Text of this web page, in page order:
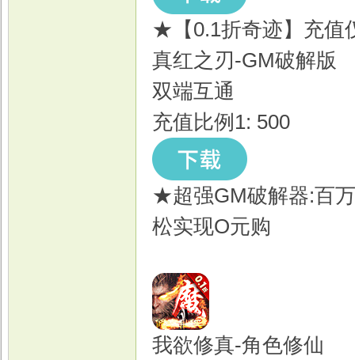
★【0.1折奇迹】充值
真红之刃-GM破解版
双端互通
充值比例1: 500
★超强GM破解器:百
松实现O元购
我欲修真-角色修仙